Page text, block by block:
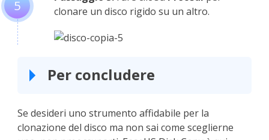
5
clonare un disco rigido su un altro.
Per concludere
Se desideri uno strumento affidabile per la
clonazione del disco ma non sai come sceglierne